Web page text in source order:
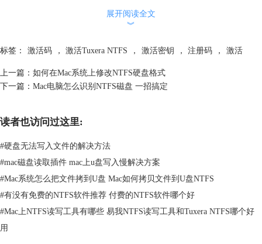
种，大家可以在官网中查看相关教程，进行全面了解。
如何正确激活NTFS for Mac
安装。
hqjc.html
展开阅读全文
︾
标签： 激活码 ， 激活Tuxera NTFS ， 激活密钥 ， 注册码 ， 激活
上一篇： 如何在Mac系统上修改NTFS硬盘格式
下一篇： Mac电脑怎么识别NTFS磁盘 一招搞定
读者也访问过这里:
#硬盘无法写入文件的解决方法
#mac磁盘读取插件 mac上u盘写入慢解决方案
#Mac系统怎么把文件拷到U盘 Mac如何拷贝文件到U盘NTFS
#有没有免费的NTFS软件推荐 付费的NTFS软件哪个好
#Mac上NTFS读写工具有哪些 易我NTFS读写工具和Tuxera NTFS哪个好
用